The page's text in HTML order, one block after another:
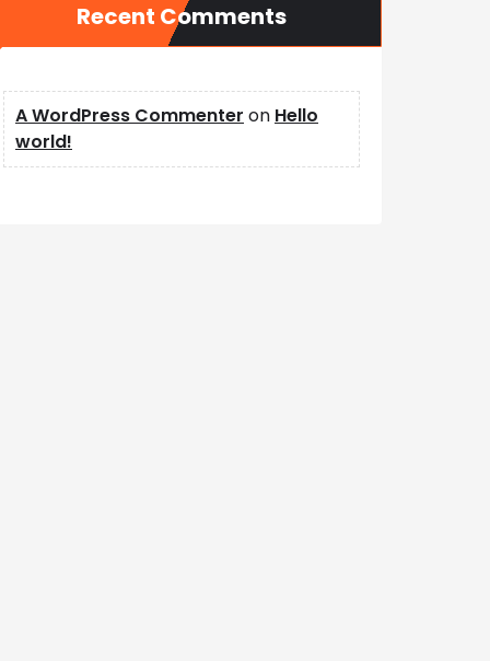
Recent Comments
A WordPress Commenter on Hello
world!